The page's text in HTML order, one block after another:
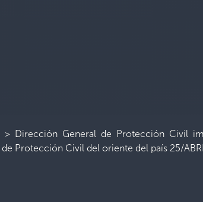
> Dirección General de Protección Civil
Protección Civil del oriente del país 25/